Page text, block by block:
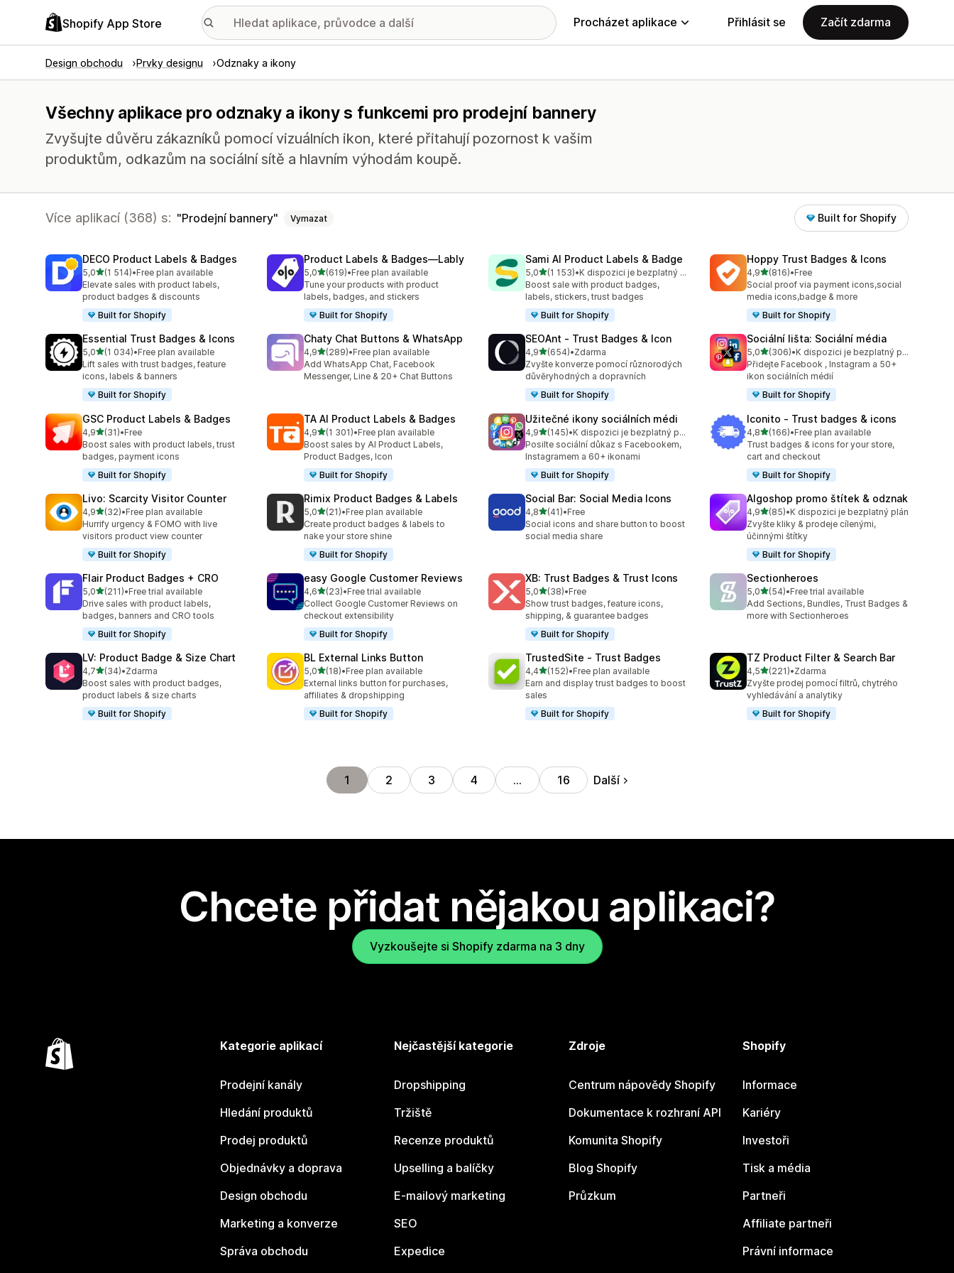
Shopify App Store Procházet aplikace Přihlásit se Začít zdarma
Design obchodu Prvky designu Odznaky a ikony
Všechny aplikace pro odznaky a ikony s funkcemi pro prodejní bannery
Zvyšujte důvěru zákazníků pomocí vizuálních ikon, které přitahují pozornost k vašim
produktům, odkazům na sociální sítě a hlavním výhodám koupě.
Více aplikací (368) s: Prodejní bannery Vymazat Built for Shopify
DECO Product Labels & Badges
5,0z 5 hvězd
(1 514)
Celkový počet recenzí: 1514
•Free plan available
Elevate sales with product labels,
product badges & discounts
Built for Shopify
Product Labels & Badges—Lably
5,0z 5 hvězd
(619)
Celkový počet recenzí: 619
•Free plan available
Tune your products with product
labels, badges, and stickers
Built for Shopify
Sami AI Product Labels & Badge
5,0z 5 hvězd
(1 153)
Celkový počet recenzí: 1153
•
K dispozici je bezplatný plán
Boost sale with product badges,
labels, stickers, trust badges
Built for Shopify
Hoppy Trust Badges & Icons
4,9z 5 hvězd
(816)
Celkový počet recenzí: 816
•Free
Social proof via payment icons,social
media icons,badge & more
Built for Shopify
Essential Trust Badges & Icons
5,0z 5 hvězd
(1 034)
Celkový počet recenzí: 1034
•Free plan available
Lift sales with trust badges, feature
icons, labels & banners
Built for Shopify
Chaty Chat Buttons & WhatsApp
4,9z 5 hvězd
(289)
Celkový počet recenzí: 289
•Free plan available
Add WhatsApp Chat, Facebook
Messenger, Line & 20+ Chat Buttons
SEOAnt ‑ Trust Badges & Icon
4,9z 5 hvězd
(654)
Celkový počet recenzí: 654
•Zdarma
Zvyšte konverze pomocí různorodých
důvěryhodných a dopravních
Built for Shopify
Sociální lišta: Sociální média
5,0z 5 hvězd
(306)
Celkový počet recenzí: 306
•
K dispozici je bezplatný plán
Přidejte Facebook , Instagram a 50+
ikon sociálních médií
Built for Shopify
GSC Product Labels & Badges
4,9z 5 hvězd
(31)
Celkový počet recenzí: 31
•Free
Boost sales with product labels, trust
badges, payment icons
Built for Shopify
TA AI Product Labels & Badges
4,9z 5 hvězd
(1 301)
Celkový počet recenzí: 1301
•Free plan available
Boost sales by AI Product Labels,
Product Badges, Icon
Built for Shopify
Užitečné ikony sociálních médi
4,9z 5 hvězd
(145)
Celkový počet recenzí: 145
•
K dispozici je bezplatný plán
Posilte sociální důkaz s Facebookem,
Instagramem a 60+ ikonami
Built for Shopify
Iconito ‑ Trust badges & icons
4,8z 5 hvězd
(166)
Celkový počet recenzí: 166
•Free plan available
Trust badges & icons for your store,
cart and checkout
Built for Shopify
Livo: Scarcity Visitor Counter
4,9z 5 hvězd
(32)
Celkový počet recenzí: 32
•Free plan available
Hurrify urgency & FOMO with live
visitors product view counter
Built for Shopify
Rimix Product Badges & Labels
5,0z 5 hvězd
(21)
Celkový počet recenzí: 21
•Free plan available
Create product badges & labels to
nake your store shine
Built for Shopify
Social Bar: Social Media Icons
4,8z 5 hvězd
(41)
Celkový počet recenzí: 41
•Free
Social icons and share button to boost
social media share
Algoshop promo štítek & odznak
4,9z 5 hvězd
(85)
Celkový počet recenzí: 85
•K dispozici je bezplatný plán
Zvyšte kliky & prodeje cílenými,
účinnými štítky
Built for Shopify
Flair Product Badges + CRO
5,0z 5 hvězd
(211)
Celkový počet recenzí: 211
•Free trial available
Drive sales with product labels,
badges, banners and CRO tools
Built for Shopify
easy Google Customer Reviews
4,6z 5 hvězd
(23)
Celkový počet recenzí: 23
•Free trial available
Collect Google Customer Reviews on
checkout extensibility
Built for Shopify
XB: Trust Badges & Trust Icons
5,0z 5 hvězd
(38)
Celkový počet recenzí: 38
•Free
Show trust badges, feature icons,
shipping, & guarantee badges
Built for Shopify
Sectionheroes
5,0z 5 hvězd
(54)
Celkový počet recenzí: 54
•Free trial available
Add Sections, Bundles, Trust Badges &
more with Sectionheroes
LV: Product Badge & Size Chart
4,7z 5 hvězd
(34)
Celkový počet recenzí: 34
•Zdarma
Boost sales with product badges,
product labels & size charts
Built for Shopify
BL External Links Button
5,0z 5 hvězd
(18)
Celkový počet recenzí: 18
•Free plan available
External links button for purchases,
affiliates & dropshipping
Built for Shopify
TrustedSite ‑ Trust Badges
4,4z 5 hvězd
(152)
Celkový počet recenzí: 152
•Free plan available
Earn and display trust badges to boost
sales
Built for Shopify
TZ Product Filter & Search Bar
4,5z 5 hvězd
(221)
Celkový počet recenzí: 221
•Zdarma
Zvyšte prodej pomocí filtrů, chytrého
vyhledávání a analytiky
Built for Shopify
1 2 3 4 … 16 Další
Chcete přidat nějakou aplikaci?
Vyzkoušejte si Shopify zdarma na 3 dny
Kategorie aplikací
Prodejní kanály
Hledání produktů
Prodej produktů
Objednávky a doprava
Design obchodu
Marketing a konverze
Správa obchodu
Nejčastější kategorie
Dropshipping
Tržiště
Recenze produktů
Upselling a balíčky
E-mailový marketing
SEO
Expedice
Zdroje
Centrum nápovědy Shopify
Dokumentace k rozhraní API
Komunita Shopify
Blog Shopify
Průzkum
Shopify
Informace
Kariéry
Investoři
Tisk a média
Partneři
Affiliate partneři
Právní informace